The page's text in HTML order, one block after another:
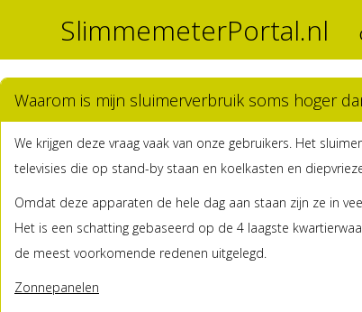
SlimmemeterPortal.nl
Waarom is mijn sluimerverbruik soms hoger
We krijgen deze vraag vaak van onze gebruikers. Het
televisies die op stand-by staan en koelkasten en
Omdat deze apparaten de hele dag aan staan zijn ze in
Het is een schatting gebaseerd op de 4 laagste
de meest voorkomende redenen uitgelegd.
Zonnepanelen